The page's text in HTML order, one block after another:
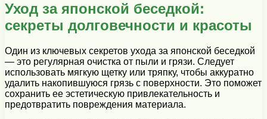
Уход за японской беседкой:
секреты долговечности и красоты
Один из ключевых секретов ухода за японской беседкой
— это регулярная очистка от пыли и грязи. Следует
использовать мягкую щетку или тряпку, чтобы аккуратно
удалить накопившуюся грязь с поверхности. Это поможет
сохранить ее эстетическую привлекательность и
предотвратить повреждения материала.